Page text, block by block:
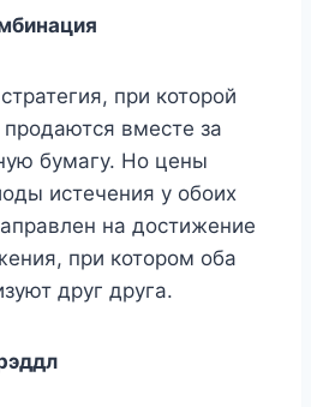
при которой
вместе за
бумагу. Но цены
истечения у обоих
на достижение
при котором оба
друг друга.